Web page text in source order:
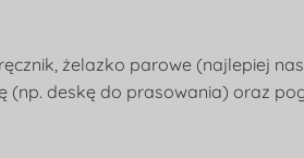
żelazko parowe (najlepiej
(np. deskę do prasowania) oraz